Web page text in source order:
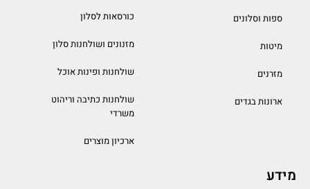
ספות וסלונים
מיטות
מזרנים
ארונות בגדים
כורסאות לסלון
מזנונים ושולחנות סלון
שולחנות ופינות אוכל
שולחנות כתיבה וריהוט
משרדי
ארכיון מוצרים
מידע